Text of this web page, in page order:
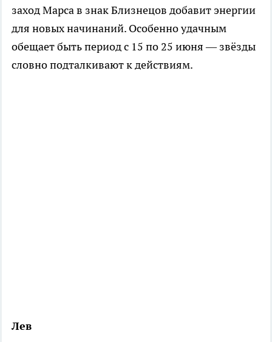
заход Марса в знак Близнецов добавит энергии
для новых начинаний. Особенно удачным
обещает быть период с 15 по 25 июня — звёзды
словно подталкивают к действиям.
Лев